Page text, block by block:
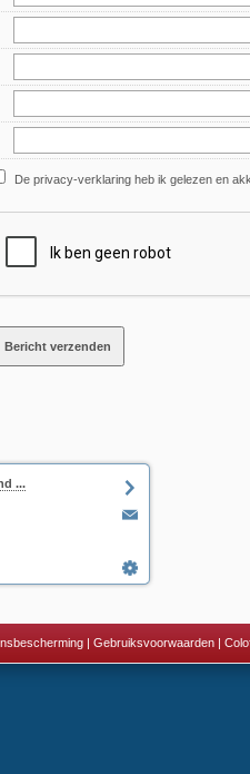
De privacy-verklaring heb ik gelezen en
...
| Gebruiksvoorwaarden|